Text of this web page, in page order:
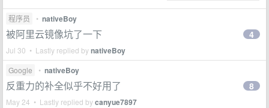
程序员 • nativeBoy
被阿里云镜像坑了一下
Jul 30 • Lastly replied bynativeBoy
4
Google • nativeBoy
反重力的补全似乎不好用了
May 24 • Lastly replied bycanyue7897
8